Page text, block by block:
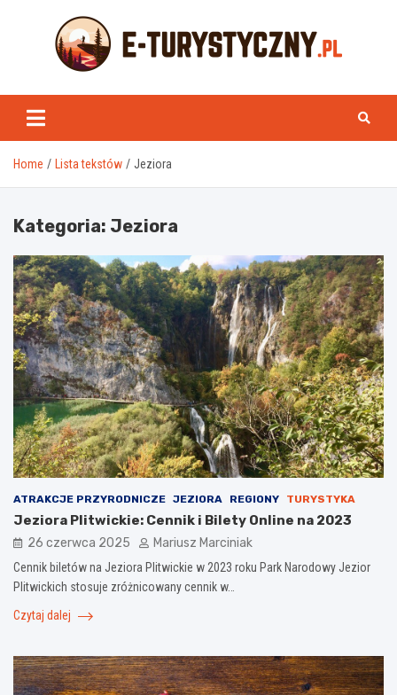
e-turystyczny.pl
Home Lista tekstów Jeziora
Kategoria: Jeziora
ATRAKCJE PRZYRODNICZE JEZIORA REGIONY TURYSTYKA
Jeziora Plitwickie: Cennik i Bilety Online na 2023
26 czerwca 2025 Mariusz Marciniak
Cennik biletów na Jeziora Plitwickie w 2023 roku Park Narodowy Jezior
Plitwickich stosuje zróżnicowany cennik w…
Czytaj dalej